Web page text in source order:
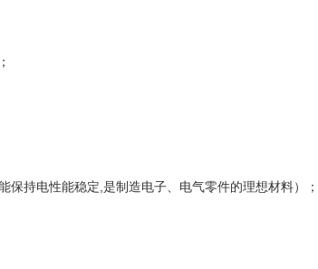
保持电性能稳定 是制造电子、电气零件的理想材料）；